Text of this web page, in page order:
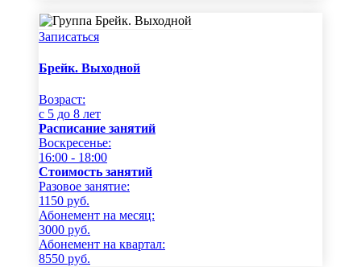
Записаться
Брейк. Выходной
Возраст:
c 5 до 8 лет
Расписание занятий
Воскресенье:
16:00 - 18:00
Стоимость занятий
Разовое занятие:
1150 руб.
Абонемент на месяц:
3000 руб.
Абонемент на квартал:
8550 руб.